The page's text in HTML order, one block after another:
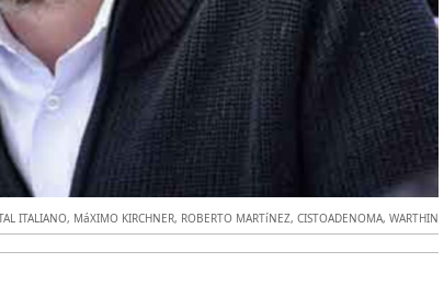
ITALIANO, MáXIMO KIRCHNER, ROBERTO MARTíNEZ,CISTOADENOMA,WARTHIN